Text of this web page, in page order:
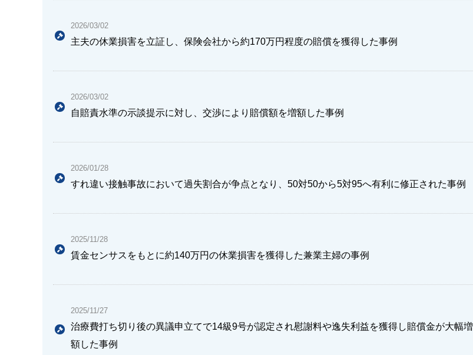
2026/03/02
主夫の休業損害を立証し、保険会社から約170万円程度の賠償を獲得した事例
2026/03/02
自賠責水準の示談提示に対し、交渉により賠償額を増額した事例
2026/01/28
すれ違い接触事故において過失割合が争点となり、50対50から5対95へ有利に修正された事例
2025/11/28
賃金センサスをもとに約140万円の休業損害を獲得した兼業主婦の事例
2025/11/27
治療費打ち切り後の異議申立てで14級9号が認定され慰謝料や逸失利益を獲得し賠償金が大幅増
額した事例